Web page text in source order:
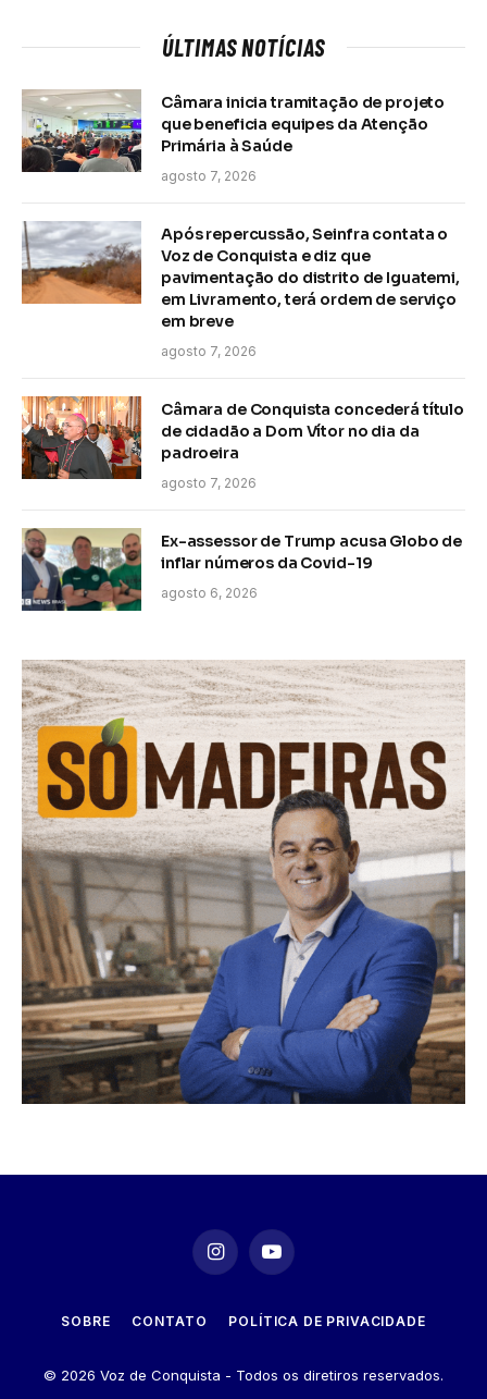
ÚLTIMAS NOTÍCIAS
Câmara inicia tramitação de projeto
que beneficia equipes da Atenção
Primária à Saúde
agosto 7, 2026
Após repercussão, Seinfra contata o
Voz de Conquista e diz que
pavimentação do distrito de Iguatemi,
em Livramento, terá ordem de serviço
em breve
agosto 7, 2026
Câmara de Conquista concederá título
de cidadão a Dom Vítor no dia da
padroeira
agosto 7, 2026
Ex-assessor de Trump acusa Globo de
inflar números da Covid-19
agosto 6, 2026
InstagramYouTube
SOBRE CONTATO POLÍTICA DE PRIVACIDADE
© 2026 Voz de Conquista - Todos os diretiros reservados.